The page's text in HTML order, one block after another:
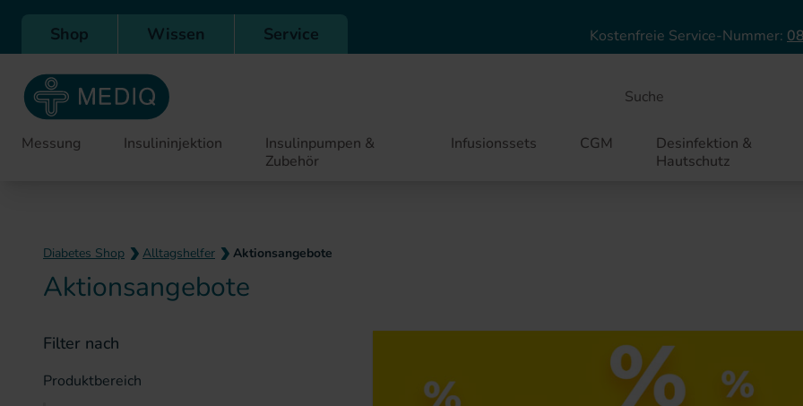
Direkt zur Hauptnavigation
Shop Wissen Service Kostenfreie Service-Nummer:
Suche
Messung Insulininjektion
Insulinpumpen &
Zubehör
Infusionssets CGM
Desinfektion &
Hautschutz
Diabetes Shop Alltagshelfer Aktionsangebote
Aktionsangebote
Filter nach
Produktbereich